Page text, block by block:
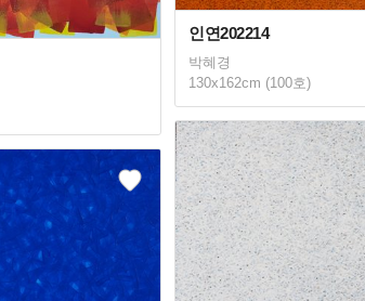
인연202214
박혜경
130x162cm (100호)